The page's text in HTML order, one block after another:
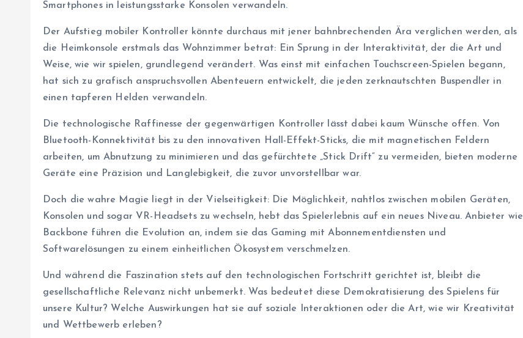
Smartphones in leistungsstarke Konsolen verwandeln.
Der Aufstieg mobiler Kontroller könnte durchaus mit jener bahnbrechenden Ära verglichen werden, als
die Heimkonsole erstmals das Wohnzimmer betrat: Ein Sprung in der Interaktivität, der die Art und
Weise, wie wir spielen, grundlegend verändert. Was einst mit einfachen Touchscreen-Spielen begann,
hat sich zu grafisch anspruchsvollen Abenteuern entwickelt, die jeden zerknautschten Buspendler in
einen tapferen Helden verwandeln.
Die technologische Raffinesse der gegenwärtigen Kontroller lässt dabei kaum Wünsche offen. Von
Bluetooth-Konnektivität bis zu den innovativen Hall-Effekt-Sticks, die mit magnetischen Feldern
arbeiten, um Abnutzung zu minimieren und das gefürchtete „Stick Drift“ zu vermeiden, bieten moderne
Geräte eine Präzision und Langlebigkeit, die zuvor unvorstellbar war.
Doch die wahre Magie liegt in der Vielseitigkeit: Die Möglichkeit, nahtlos zwischen mobilen Geräten,
Konsolen und sogar VR-Headsets zu wechseln, hebt das Spielerlebnis auf ein neues Niveau. Anbieter wie
Backbone führen die Evolution an, indem sie das Gaming mit Abonnementdiensten und
Softwarelösungen zu einem einheitlichen Ökosystem verschmelzen.
Und während die Faszination stets auf den technologischen Fortschritt gerichtet ist, bleibt die
gesellschaftliche Relevanz nicht unbemerkt. Was bedeutet diese Demokratisierung des Spielens für
unsere Kultur? Welche Auswirkungen hat sie auf soziale Interaktionen oder die Art, wie wir Kreativität
und Wettbewerb erleben?